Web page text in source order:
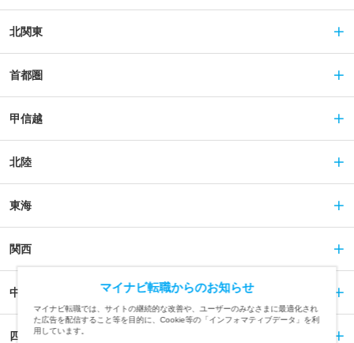
北関東
首都圏
甲信越
北陸
東海
関西
中国
四国
マイナビ転職からのお知らせ
マイナビ転職では、サイトの継続的な改善や、ユーザーのみなさまに最適化され
た広告を配信すること等を目的に、Cookie等の「インフォマティブデータ」を利
用しています。